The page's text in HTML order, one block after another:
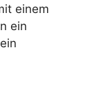
einem
ein